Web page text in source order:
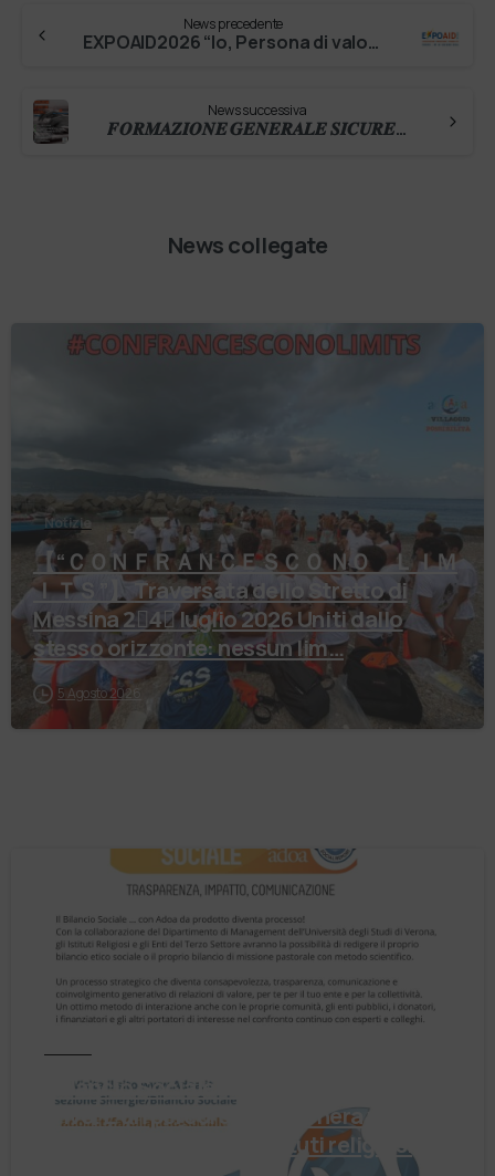
News precedente
EXPOAID2026 “Io, Persona di valore” Dal 25 al 27 giugno al Palacongressi di Rimini si terrà ExpoAid 2026, l’iniziativa promossa dal Minis…
News successiva
𝑭𝑶𝑹𝑴𝑨𝒁𝑰𝑶𝑵𝑬 𝑮𝑬𝑵𝑬𝑹𝑨𝑳𝑬 𝑺𝑰𝑪𝑼𝑹𝑬𝒁𝒁𝑨 𝑺𝑼𝑳 𝑳𝑨𝑽𝑶𝑹𝑶 – 𝑵𝑶𝑽𝑰𝑻𝑨’ Con l’entrata in vigore del nuovo Accordo Stato-Regioni, la formazione sulla sicure…
News collegate
Notizie
【 “ＣＯＮＦＲＡＮＣＥＳＣＯ ＮＯ ＬＩＭ
ＩＴＳ”】 Traversata dello Stretto di
Messina 2⃣4⃣ luglio 2026 Uniti dallo
stesso orizzonte: nessun lim…
5 Agosto 2026
Il Bilancio Sociale non è un punto di
arrivo. È un percorso che genera valore!
Negli ultimi anni enti, istituti religiosi,